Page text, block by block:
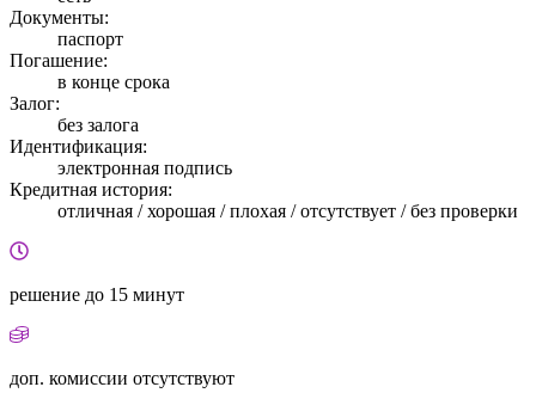
Документы:
паспорт
Погашение:
в конце срока
Залог:
без залога
Идентификация:
электронная подпись
Кредитная история:
отличная / хорошая / плохая / отсутствует / без проверки
решение до 15 минут
доп. комиссии отсутствуют